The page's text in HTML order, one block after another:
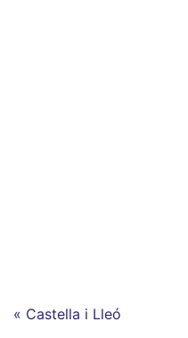
« Castella i Lleó